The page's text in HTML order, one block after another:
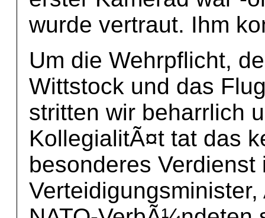
wurde vertraut. Ihm
Um die Wehrpflicht,
Wittstock und das
stritten wir beharrlich
KollegialitÃ¤t tat das
besonderes